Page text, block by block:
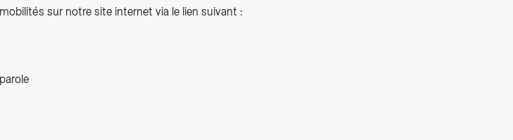
sur notre site internet via le lien suivant :